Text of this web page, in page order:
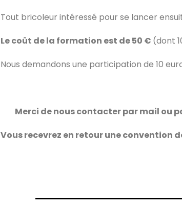
Tout bricoleur intéressé pour se lancer
Le coût de la formation est de 50 € (dont
Nous demandons une participation de 10
Merci de nous contacter par mail ou
Vous recevrez en retour une